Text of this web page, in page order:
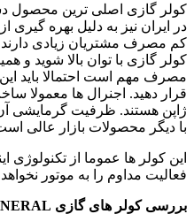
کولر گازی اصلی ترین
در ایران نیز به دلیل بهره
کم مصرف مشتریان زیادی
کولر گازی با توان بالا شوید و
مصرف مهم است احتمالا باید
قرار دهید. اجنرال ها معمولا
ژاپن هستند. ظرفیت گرمایشی
با دیگر محصولات بازار عالی
این کولر ها عموما از تکنولوژی
فعالیت مداوم را به موتور نخواهد
بررسی کولر های گازی